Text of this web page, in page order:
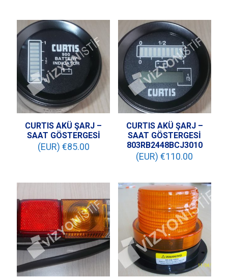
CURTIS AKÜ ŞARJ –
SAAT GÖSTERGESİ
(EUR) €85.00
CURTIS AKÜ ŞARJ –
SAAT GÖSTERGESİ
803RB2448BCJ3010
(EUR) €110.00